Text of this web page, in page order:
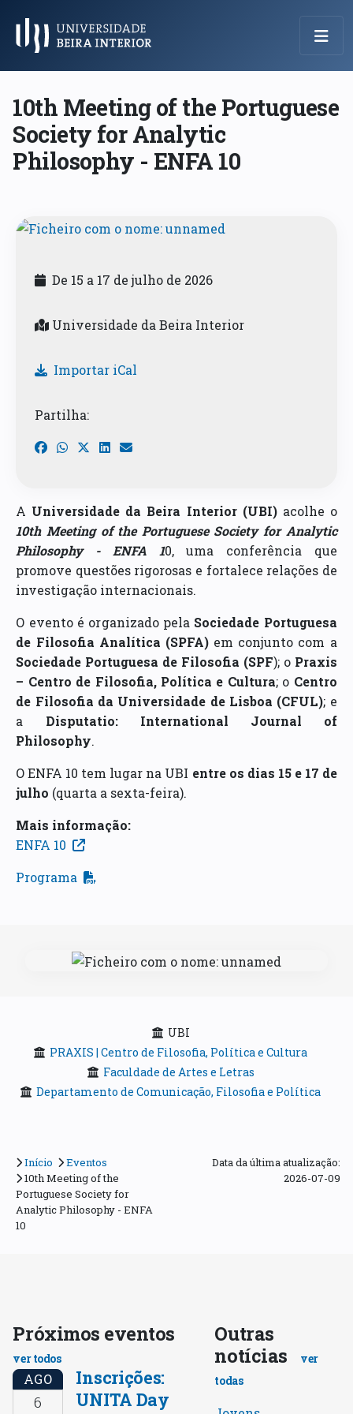
Menu Principal
10th Meeting of the Portuguese
Society for Analytic
Philosophy - ENFA 10
De 15 a 17 de julho de 2026
Universidade da Beira Interior
Importar iCal
Partilha:
A Universidade da Beira Interior (UBI)acolhe o
10th Meeting of the Portuguese Society for Analytic
Philosophy - ENFA 10, uma conferência que
promove questões rigorosas e fortalece relações de
investigação internacionais.
O evento é organizado pela Sociedade Portuguesa
de Filosofia Analítica (SPFA)em conjunto com a
Sociedade Portuguesa de Filosofia (SPF); o Praxis
– Centro de Filosofia, Política e Cultura; o Centro
de Filosofia da Universidade de Lisboa (CFUL); e
a Disputatio: International Journal of
Philosophy.
O ENFA 10 tem lugar na UBI entre os dias 15 e 17 de
julho (quarta a sexta-feira).
Mais informação:
ENFA 10
Programa
UBI
PRAXIS | Centro de Filosofia, Política e Cultura
Faculdade de Artes e Letras
Departamento de Comunicação, Filosofia e Política
Início
Eventos
10th Meeting of the
Portuguese Society for
Analytic Philosophy - ENFA
10
Data da última atualização:
2026-07-09
Próximos eventos
ver todos
AGO
6
Inscrições:
UNITA Day
Outras
notícias
ver
todas